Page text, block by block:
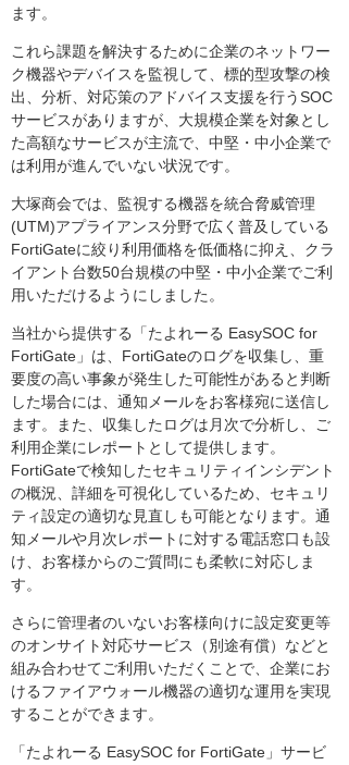
ます。
これら課題を解決するために企業のネットワー
ク機器やデバイスを監視して、標的型攻撃の検
出、分析、対応策のアドバイス支援を行うSOC
サービスがありますが、大規模企業を対象とし
た高額なサービスが主流で、中堅・中小企業で
は利用が進んでいない状況です。
大塚商会では、監視する機器を統合脅威管理
(UTM)アプライアンス分野で広く普及している
FortiGateに絞り利用価格を低価格に抑え、クラ
イアント台数50台規模の中堅・中小企業でご利
用いただけるようにしました。
当社から提供する「たよれーる EasySOC for
FortiGate」は、FortiGateのログを収集し、重
要度の高い事象が発生した可能性があると判断
した場合には、通知メールをお客様宛に送信し
ます。また、収集したログは月次で分析し、ご
利用企業にレポートとして提供します。
FortiGateで検知したセキュリティインシデント
の概況、詳細を可視化しているため、セキュリ
ティ設定の適切な見直しも可能となります。通
知メールや月次レポートに対する電話窓口も設
け、お客様からのご質問にも柔軟に対応しま
す。
さらに管理者のいないお客様向けに設定変更等
のオンサイト対応サービス（別途有償）などと
組み合わせてご利用いただくことで、企業にお
けるファイアウォール機器の適切な運用を実現
することができます。
「たよれーる EasySOC for FortiGate」サービ